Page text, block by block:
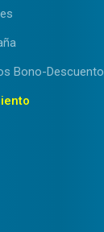
Bono-Descuento